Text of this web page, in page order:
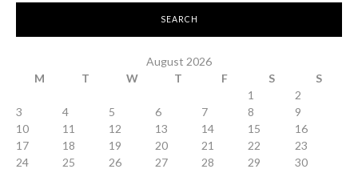
August 2026
M
T W T F S
S
1
2
3
4 5 6 7 8
9
10
11 12 13 14 15
16
17
18 19 20 21 22
23
24
25 26 27 28 29
30